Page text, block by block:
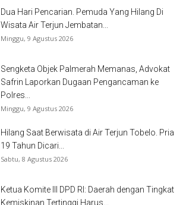
Dua Hari Pencarian. Pemuda Yang Hilang Di
Wisata Air Terjun Jembatan...
Minggu, 9 Agustus 2026
Sengketa Objek Palmerah Memanas, Advokat
Safrin Laporkan Dugaan Pengancaman ke
Polres...
Minggu, 9 Agustus 2026
Hilang Saat Berwisata di Air Terjun Tobelo. Pria
19 Tahun Dicari...
Sabtu, 8 Agustus 2026
Ketua Komite III DPD RI: Daerah dengan Tingkat
Kemiskinan Tertinggi Harus...